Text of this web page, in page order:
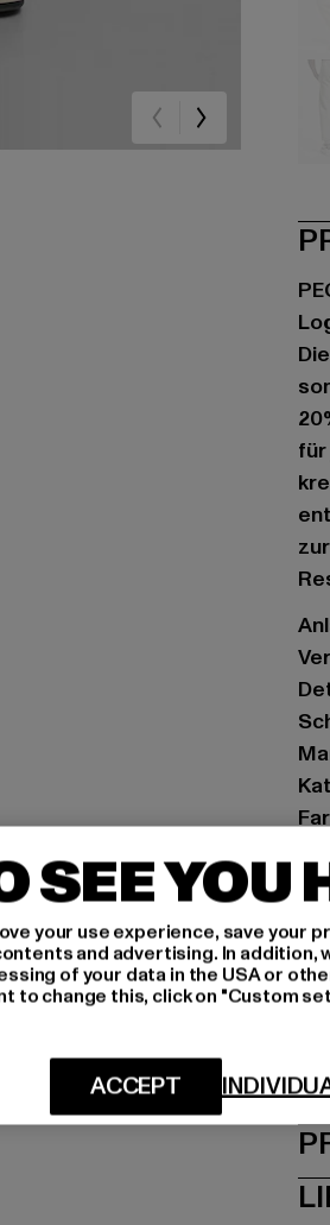
SEE YOU
your use experience, save your
and advertising. In
of your data in the USA or
to change this, click on "Custom
ACCEPT